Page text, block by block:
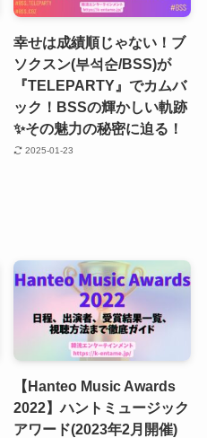
幸せは成績順じゃない！ブ
ソクスン(부석순/BSS)が
『TELEPARTY』でカムバ
ック！BSSの輝かしい軌跡
✨その魅力の秘密に迫る！
2025-01-23
【Hanteo Music Awards
2022】ハントミュージック
アワード(2023年2月開催)